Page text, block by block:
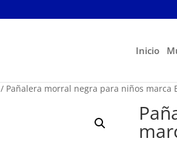
Inicio
/ Pañalera morral negra para niños marca